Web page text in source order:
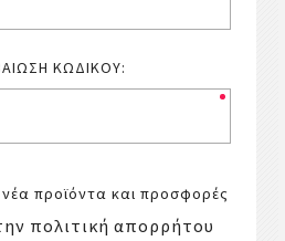
ΚΩΔΙΚΟΎ:
νέα προϊόντα και προσφορές
πολιτική απορρήτου